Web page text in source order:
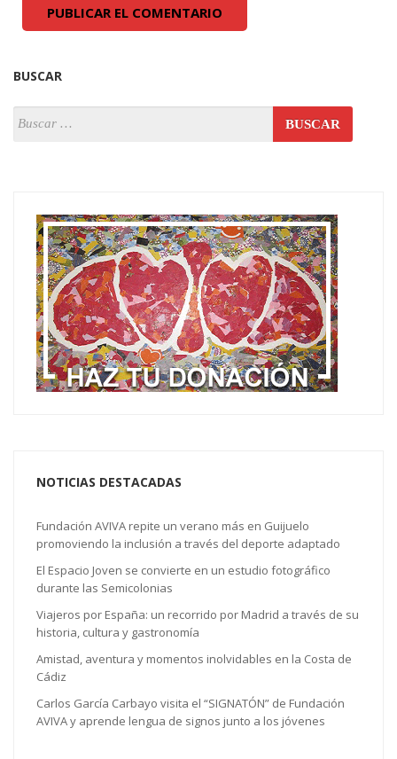
BUSCAR
NOTICIAS DESTACADAS
Fundación AVIVA repite un verano más en Guijuelo
promoviendo la inclusión a través del deporte adaptado
El Espacio Joven se convierte en un estudio fotográfico
durante las Semicolonias
Viajeros por España: un recorrido por Madrid a través de su
historia, cultura y gastronomía
Amistad, aventura y momentos inolvidables en la Costa de
Cádiz
Carlos García Carbayo visita el “SIGNATÓN” de Fundación
AVIVA y aprende lengua de signos junto a los jóvenes